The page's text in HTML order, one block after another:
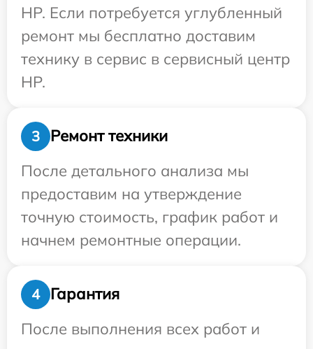
HP. Если потребуется углубленный
ремонт мы бесплатно доставим
технику в сервис в сервисный центр
HP.
3
Ремонт техники
После детального анализа мы
предоставим на утверждение
точную стоимость, график работ и
начнем ремонтные операции.
4
Гарантия
После выполнения всех работ и